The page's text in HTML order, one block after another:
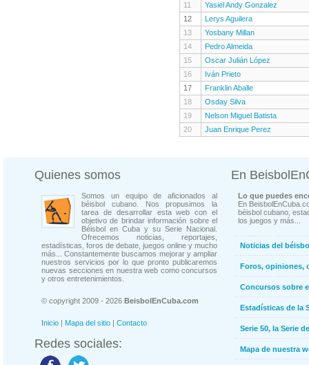
11
Yasiel Andy Gonzalez
12
Lerys Aguilera
13
Yosbany Millan
14
Pedro Almeida
15
Oscar Julián López
16
Iván Prieto
17
Franklin Aballe
18
Osday Silva
19
Nelson Miguel Batista
20
Juan Enrique Perez
Quienes somos
Somos un equipo de aficionados al
béisbol cubano. Nos propusimos la
tarea de desarrollar esta web con el
objetivo de brindar información sobre el
Béisbol en Cuba y su Serie Nacional.
Ofrecemos noticias, reportajes,
estadísticas, foros de debate, juegos online y mucho
más... Constantemente buscamos mejorar y ampliar
nuestros servicios por lo que pronto publicaremos
nuevas secciones en nuestra web como concursos
y otros entretenimientos.
© copyright 2009 - 2026 BeisbolEnCuba.com
Inicio | Mapa del sitio | Contacto
Redes sociales:
En
Lo que puedes
En
béisbol cubano,
los juegos y más...
Noticias del
Foros, opiniones,
Concursos sobre
Estadísticas de la
Serie 50, la Serie
Mapa de nuestra